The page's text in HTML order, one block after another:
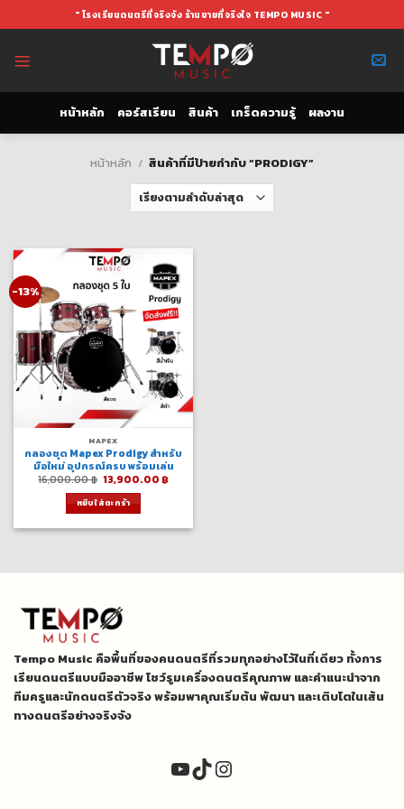
to
" โรงเรียนดนตรีที่จริงจัง ร้านขายที่จริงใจ TEMPO MUSIC "
หน้าหลัก คอร์สเรียน สินค้า เกร็ดความรู้ ผลงาน
หน้าหลัก / สินค้าที่มีป้ายกำกับ “PRODIGY”
-13%
MAPEX
กลองชุด Mapex Prodigy สำหรับ
มือใหม่ อุปกรณ์ครบ พร้อมเล่น
16,000.00฿ Original
price
was:
16,000.00 ฿.
13,900.00 ฿Current
หยิบใส่ตะกร้า
Tempo Music คือพื้นที่ของคนดนตรีที่รวมทุกอย่างไว้ในที่เดียว ทั้งการ
เรียนดนตรีแบบมืออาชีพ โชว์รูมเครื่องดนตรีคุณภาพ และคำแนะนำจาก
ทีมครูและนักดนตรีตัวจริง พร้อมพาคุณเริ่มต้น พัฒนา และเติบโตในเส้น
ทางดนตรีอย่างจริงจัง
YouTube
TikTok
Instagram